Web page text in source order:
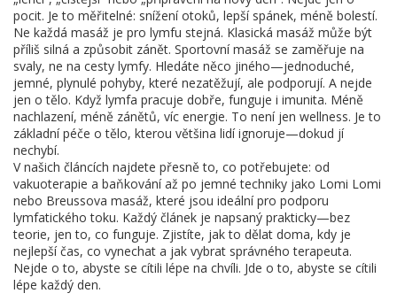
pocit. Je to měřitelné: snížení otoků, lepší spánek, méně bolestí.
Ne každá masáž je pro lymfu stejná. Klasická masáž může být
příliš silná a způsobit zánět. Sportovní masáž se zaměřuje na
svaly, ne na cesty lymfy. Hledáte něco jiného—jednoduché,
jemné, plynulé pohyby, které nezatěžují, ale podporují. A nejde
jen o tělo. Když lymfa pracuje dobře, funguje i imunita. Méně
nachlazení, méně zánětů, víc energie. To není jen wellness. Je to
základní péče o tělo, kterou většina lidí ignoruje—dokud jí
nechybí.
V našich článcích najdete přesně to, co potřebujete: od
vakuoterapie a baňkování až po jemné techniky jako Lomi Lomi
nebo Breussova masáž, které jsou ideální pro podporu
lymfatického toku. Každý článek je napsaný prakticky—bez
teorie, jen to, co funguje. Zjistíte, jak to dělat doma, kdy je
nejlepší čas, co vynechat a jak vybrat správného terapeuta.
Nejde o to, abyste se cítili lépe na chvíli. Jde o to, abyste se cítili
lépe každý den.